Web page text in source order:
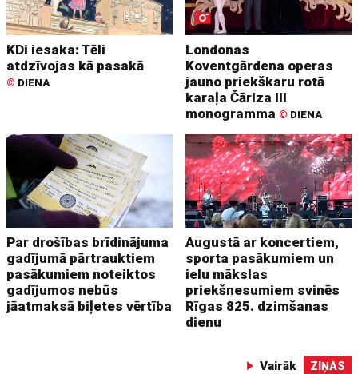
KDi iesaka: Tēli
atdzīvojas kā pasakā
© DIENA
Londonas
Koventgārdena operas
jauno priekškaru rotā
karaļa Čārlza III
monogramma © DIENA
Par drošības brīdinājuma
gadījumā pārtrauktiem
pasākumiem noteiktos
gadījumos nebūs
jāatmaksā biļetes vērtība
Augustā ar koncertiem,
sporta pasākumiem un
ielu mākslas
priekšnesumiem svinēs
Rīgas 825. dzimšanas
dienu
Vairāk ZIŅAS